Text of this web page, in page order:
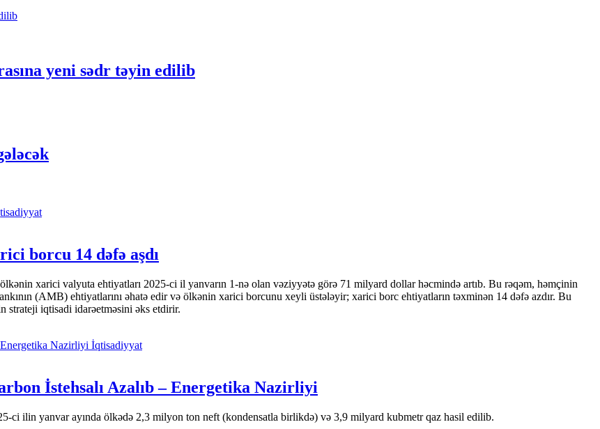
yeni sədr təyin edilib
borcu 14 dəfə aşdı
xarici valyuta ehtiyatları 2025-ci il yanvarın 1-nə olan vəziyyətə görə 71 milyard dollar həcmində artıb. Bu rəqəm, həmçinin
(AMB) ehtiyatlarını əhatə edir və ölkənin xarici borcunu xeyli üstələyir; xarici borc ehtiyatların təxminən 14 dəfə azdır. Bu
strateji iqtisadi idarəetməsini əks etdirir.
İqtisadiyyat
İstehsalı Azalıb – Energetika Nazirliyi
ci ilin yanvar ayında ölkədə 2,3 milyon ton neft (kondensatla birlikdə) və 3,9 milyard kubmetr qaz hasil edilib.